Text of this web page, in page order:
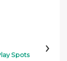
Spots ›